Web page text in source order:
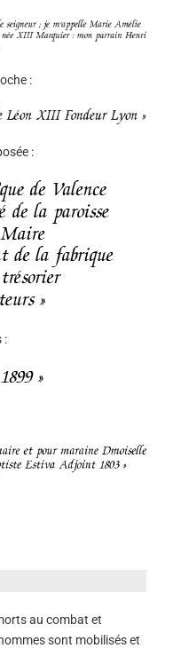
:
:
:
au combat et
sont mobilisés et